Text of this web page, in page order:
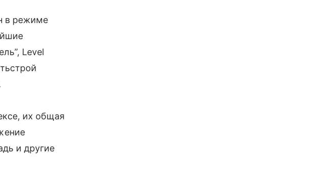
в режиме
Level
их общая
и другие